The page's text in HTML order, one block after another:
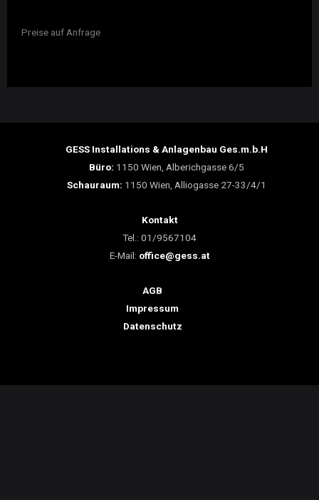
Preise auf Anfrage
GESS Installations & Anlagenbau Ges.m.b.H
Büro: 1150 Wien, Alberichgasse 6/5
Schauraum: 1150 Wien, Alliogasse 27-33/4/1
Kontakt
Tel.: 01/9567104
E-Mail: office@gess.at
AGB
Impressum
Datenschutz